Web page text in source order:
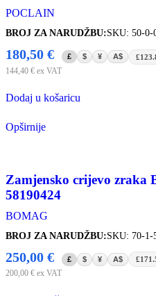
POCLAIN
BROJ ZA NARUDŽBU:SKU: 50-0-
180,50 € £ $ ¥ A$
144,40 € ex VAT
Dodaj u košaricu
Opširnije
Zamjensko crijevo zraka
58190424
BOMAG
BROJ ZA NARUDŽBU:SKU: 70-1-
250,00 € £ $ ¥ A$
200,00 € ex VAT